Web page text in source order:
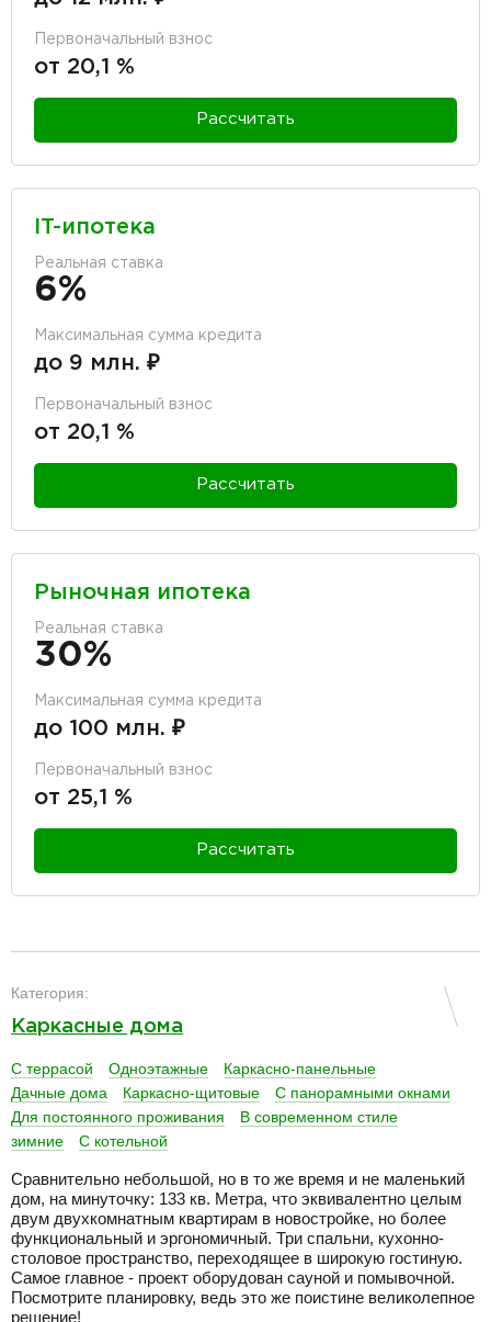
Первоначальный взнос
от 20,1 %
Рассчитать
IT-ипотека
Реальная ставка
6%
Максимальная сумма кредита
до 9 млн. ₽
Первоначальный взнос
от 20,1 %
Рассчитать
Рыночная ипотека
Реальная ставка
30%
Максимальная сумма кредита
до 100 млн. ₽
Первоначальный взнос
от 25,1 %
Рассчитать
Категория:
Каркасные дома
С террасой Одноэтажные
Каркасно-панельные
Дачные дома
Каркасно-щитовые
С панорамными окнами
Для постоянного проживания
В современном стиле
зимние
С котельной
Сравнительно небольшой, но в то же время и не маленький
дом, на минуточку: 133 кв. Метра, что эквивалентно целым
двум двухкомнатным квартирам в новостройке, но более
функциональный и эргономичный. Три спальни, кухонно-
столовое пространство, переходящее в широкую гостиную.
Самое главное - проект оборудован сауной и помывочной.
Посмотрите планировку, ведь это же поистине великолепное
решение!